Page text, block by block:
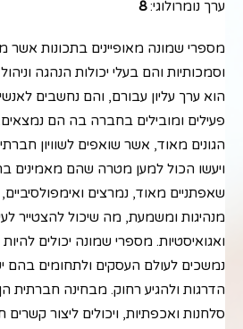
ערך נומרולוגי:8
מספרי שמונה מאופיינים בתכונות אשר
וסמכותיות והם בעלי יכולות הנהגה
הוא ערך עליון עבורם, והם נחשבים
פעילים ומובילים בחברה בה הם
הגונים מאוד, אשר שואפים לשוויון
ויעשו הכול למען מטרה שהם מאמינים
שאפתניים מאוד, נמרצים
מנהיגות ומשמעת, מה שיכול להצטייר
ואגואיסטיות. מספרי שמונה יכולים
נמשכים לעולם העסקים ולתחומים בהם
הדרגות ולהגיע רחוק. מבחינה חברתית
סלחנות ואכפתיות, ויכולים ליצור קשרים